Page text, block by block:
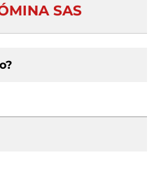
SAS